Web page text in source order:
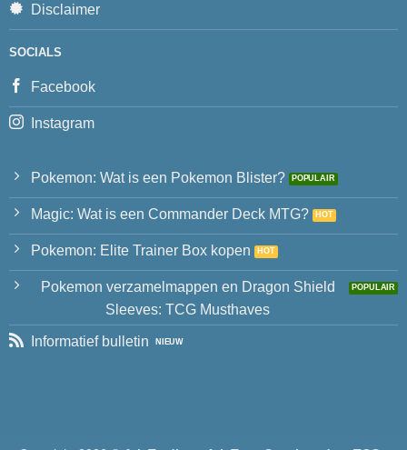
Disclaimer
SOCIALS
Facebook
Instagram
Pokemon: Wat is een Pokemon Blister?
Magic: Wat is een Commander Deck MTG?
Pokemon: Elite Trainer Box kopen
Pokemon verzamelmappen en Dragon Shield
Sleeves: TCG Musthaves
Informatief bulletin